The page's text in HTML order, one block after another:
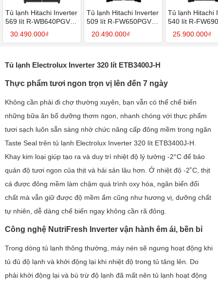
Tủ lạnh Hitachi Inverter
569 lít R-WB640PGV1
GCK
30.490.000₫
Tủ lạnh Hitachi Inverter
509 lít R-FW650PGV8
GBK
20.490.000₫
Tủ lạnh Hitachi
540 lít R-
GBK
25.900.000₫
Tủ lạnh Electrolux Inverter 320 lít ETB3400J-H
Thực phẩm tươi ngon trọn vị lên đến 7 ngày
Không cần phải đi chợ thường xuyên, bạn vẫn có thể chế biến
những bữa ăn bổ dưỡng thơm ngon, nhanh chóng với thực phẩm
tươi sạch luôn sẵn sàng nhờ chức năng cấp đông mềm trong ngăn
Taste Seal trên tủ lạnh Electrolux Inverter 320 lít ETB3400J-H.
Khay kim loại giúp tạo ra và duy trì nhiệt độ lý tưởng -2°C để bảo
quản độ tươi ngon của thịt và hải sản lâu hơn. Ở nhiệt độ -2˚C, thịt
cá được đông mềm làm chậm quá trình oxy hóa, ngăn biến đổi
chất mà vẫn giữ được độ mềm ẩm cũng như hương vị, dưỡng chất
tự nhiên, dễ dàng chế biến ngay không cần rã đông.
Công nghệ NutriFresh Inverter vận hành êm ái, bền bỉ
Trong dòng tủ lạnh thông thường, máy nén sẽ ngưng hoạt động khi
tủ đủ độ lạnh và khởi động lại khi nhiệt độ trong tủ tăng lên. Do
phải khởi động lại và bù trừ độ lạnh đã mất nên tủ lạnh hoạt động